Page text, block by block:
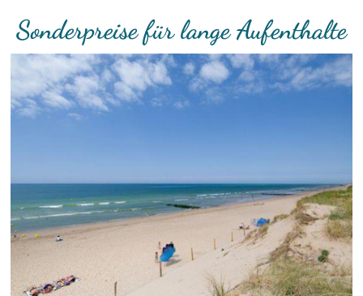
Sonderpreise für lange Aufenthalte